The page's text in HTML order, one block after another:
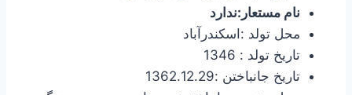
نام مستعار:ندارد
محل تولد :اسکندرآباد
تاریخ تولد : 1346
تاریخ جانباختن :1362.12.29